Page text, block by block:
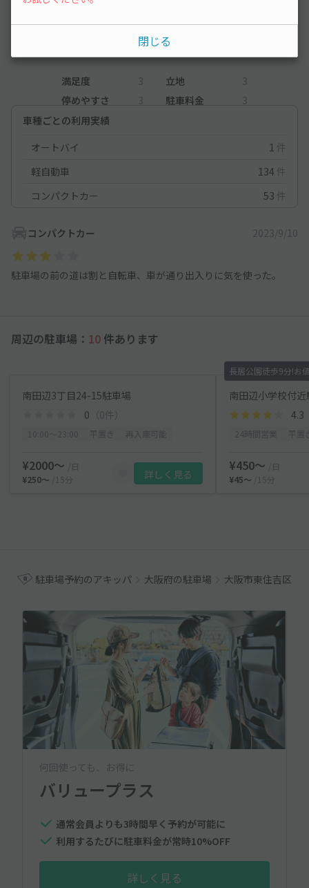
レビュー
満足度 3 立地
3
停めやすさ
3 駐車料金
3
車種ごとの利用実績
オートバイ
1 件
軽自動車
134 件
コンパクトカー
53 件
コンパクトカー 2023/9/10
駐車場の前の道は割と自転車、車が通り出入りに気を使った。
周辺の駐車場： 10 件あります
南田辺3丁目24-15駐車場
0 （0件）
¥2000〜
/日
¥250〜
/15分 詳しく見る
長居公園徒歩9分!お
南田辺小学校付
4.3
¥450〜
/日
¥45〜
/15分
駐車場予約のアキッパ 大阪府の駐車場 大阪市東住吉区の
閉じる
何回使っても、お得に
バリュープラス
通常会員よりも3時間早く予約が可能に
利用するたびに駐車料金が常時10%OFF
詳しく見る